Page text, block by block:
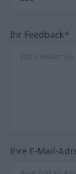
Ihr Feedback*
Ihre E-Mail-